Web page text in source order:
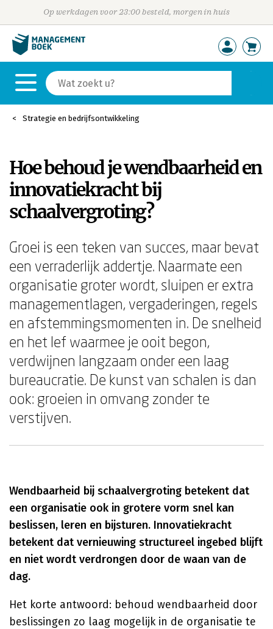
Op werkdagen voor 23:00 besteld, morgen in huis
Strategie en bedrijfsontwikkeling
Hoe behoud je wendbaarheid en
innovatiekracht bij
schaalvergroting?
Groei is een teken van succes, maar bevat
een verraderlijk addertje. Naarmate een
organisatie groter wordt, sluipen er extra
managementlagen, vergaderingen, regels
en afstemmingsmomenten in. De snelheid
en het lef waarmee je ooit begon,
verdwijnen langzaam onder een laag
bureaucratie. De kunst van schalen is dan
ook: groeien in omvang zonder te
verstijven.
Wendbaarheid bij schaalvergroting betekent dat
een organisatie ook in grotere vorm snel kan
beslissen, leren en bijsturen. Innovatiekracht
betekent dat vernieuwing structureel ingebed blijft
en niet wordt verdrongen door de waan van de
dag.
Het korte antwoord: behoud wendbaarheid door
beslissingen zo laag mogelijk in de organisatie te